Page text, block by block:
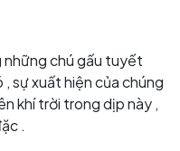
những chú gấu tuyết
sự xuất hiện của chúng
khí trời trong dịp này ,
.